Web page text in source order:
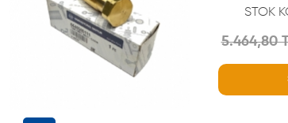
STOK
5.464,80
WHATSAPP